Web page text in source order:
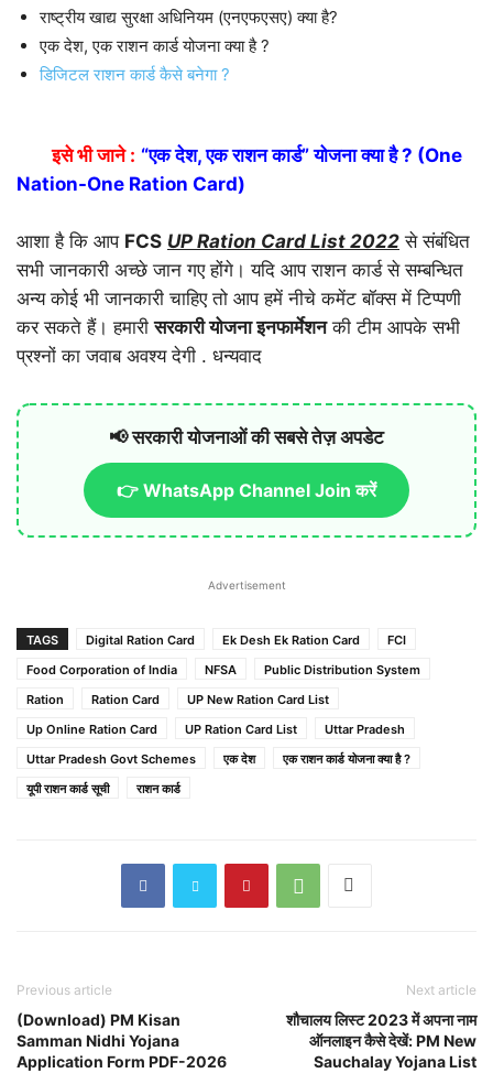
राष्ट्रीय खाद्य सुरक्षा अधिनियम (एनएफएसए) क्या है?
एक देश, एक राशन कार्ड योजना क्या है ?
डिजिटल राशन कार्ड कैसे बनेगा ?
इसे भी जाने : “एक देश, एक राशन कार्ड” योजना क्या है ? (One
Nation-One Ration Card)
आशा है कि आप FCS UP Ration Card List 2022 से संबंधित
सभी जानकारी अच्छे जान गए होंगे। यदि आप राशन कार्ड से सम्बन्धित
अन्य कोई भी जानकारी चाहिए तो आप हमें नीचे कमेंट बॉक्स में टिप्पणी
कर सकते हैं। हमारीसरकारी योजना इनफार्मेशनकी टीम आपके सभी
प्रश्नों का जवाब अवश्य देगी . धन्यवाद
📢 सरकारी योजनाओं की सबसे तेज़ अपडेट
👉 WhatsApp Channel Join करें
Advertisement
TAGS Digital Ration Card Ek Desh Ek Ration Card
FCI
Food Corporation of India
NFSA
Public Distribution System
Ration
Ration Card
UP New Ration Card List
Up Online Ration Card
UP Ration Card List
Uttar Pradesh
Uttar Pradesh Govt Schemes
एक देश
एक राशन कार्ड योजना क्या है ?
यूपी राशन कार्ड सूची
राशन कार्ड
Previous article
(Download) PM Kisan
Samman Nidhi Yojana
Application Form PDF-2026
Next article
शौचालय लिस्ट 2023 में अपना नाम
ऑनलाइन कैसे देखें: PM New
Sauchalay Yojana List